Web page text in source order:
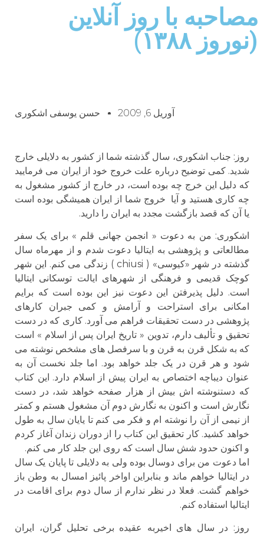
مصاحبه با روز آنلاين
(نوروز ۱۳۸۸)
آوریل 6, 2009 حسن یوسفی اشکوری
روز: جناب اشکوری، سال گذشته شما از کشور به دلایلی خارج
شدید. کمی توضیح درباره علت خروج خود از ایران می فرمایید
که دلیل این خرج چه بوده است، در خارج از کشور مشغول به
چه کاری هستید و آیا خروج شما از ایران همیشگی بوده است
یا آن که قصد بازگشت مجدد به ایران را دارید.
اشكورى: من به دعوت « انجمن جهانی قلم » برای یک سفر
مطالعاتی و پژوهشی به ایتالیا دعوت شدم و از مهرماه سال
گذشته در شهر «کیوسی» ( chiusi ) زندگی می کنم. این شهر
کوچک قدیمی و فرهنگی از شهرهای ایالت توسکانی ایتالیا
است. دلیل پذیرفتن این دعوت نیز این بوده است که برایم
امکانی برای استراحت و آرامش و کمی جبران کارهای
پژوهشی در دست تحقیقات فراهم می آورد. کاری که در دست
تحقیق و تألیف دارم، تدوین « تاریخ ایران پس از اسلام » است
که به شکل قرن به قرن و با سرفصل های مشخص نوشته می
شود و هر قرن در یک جلد خواهد بود. اما جلد نخست آن به
عنوان دیباچه اختصاص به ایران پیش از اسلام دارد. این کتاب
که دستنوشته اش بیش از هزار صفحه خواهد شد، در دست
نگارش است و اکنون به نگارش دوم آن مشغول هستم و کمتر
از نیمی از آن را نوشته ام و فکر می کنم تا یایان سال به طول
خواهد کشید. کار تحقیق این کتاب را از دوران زندان آغاز کردم
و اکنون حدود شش سال است که روی این جلد کار می کنم.
اما دعوت من برای دوسال بوده ولی به دلایلی تا پایان یک سال
در ایتالیا خواهم ماند و بنابراین اواخر پائیز امسال به وطن باز
خواهم گشت. فعلا در نظر ندارم از سال دوم برای اقامت در
ایتالیا استفاده کنم.
روز: در سال های اخیربه عقیده برخی تحلیل گران، ایران